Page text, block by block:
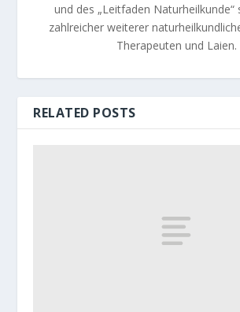
und des „Leitfaden
zahlreicher weiterer
Therapeuten und Laien.
RELATED POSTS